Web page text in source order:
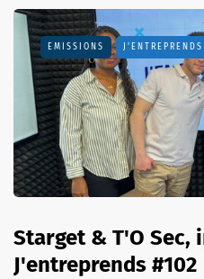
EMISSIONS
Starget & T'O Sec,
J'entreprends #102